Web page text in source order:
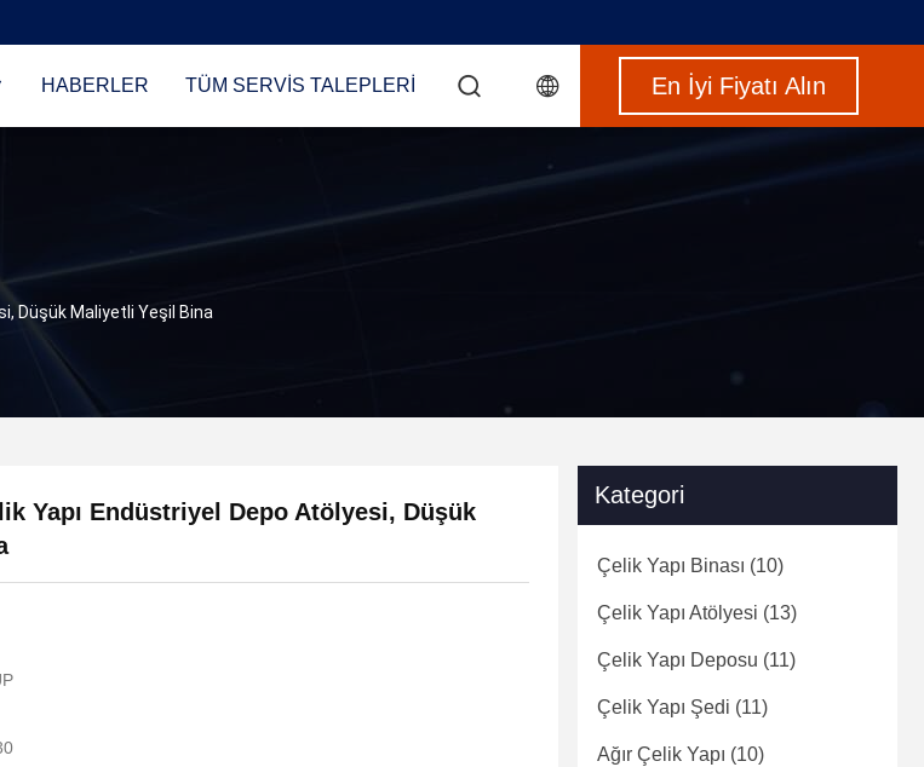
HABERLER TÜM SERVIS TALEPLERI En İyi Fiyatı Alın
Düşük Maliyetli Yeşil Bina
Yapı Endüstriyel Depo Atölyesi, Düşük
Kategori
Çelik Yapı Binası (10)
Çelik Yapı Atölyesi (13)
Çelik Yapı Deposu (11)
Çelik Yapı Şedi (11)
Ağır Çelik Yapı (10)